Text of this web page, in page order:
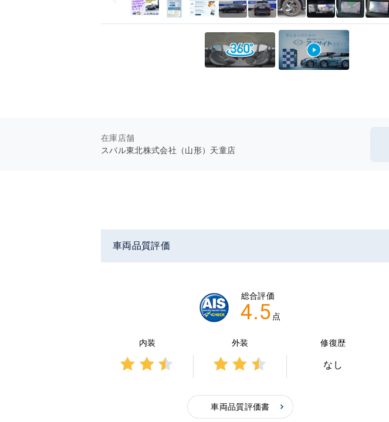
在庫店舗
スバル東北株式会社（山形）天童店
車両品質評価
総合評価
4.5 点
内装 外装
2.5点
の評
修復歴
なし
車両品質評価書